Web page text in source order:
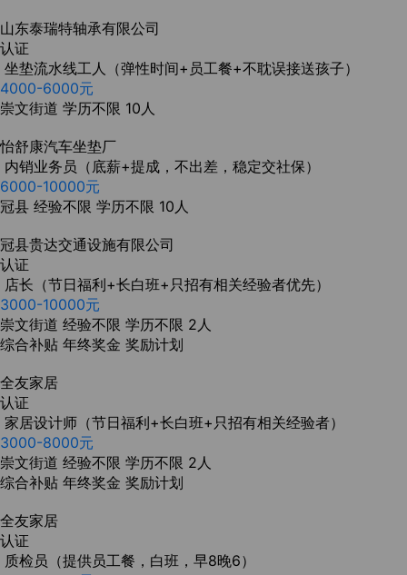
山东泰瑞特轴承有限公司
认证
坐垫流水线工人（弹性时间+员工餐+不耽误接送孩子）
4000-6000元
崇文街道 学历不限 10人
怡舒康汽车坐垫厂
内销业务员（底薪+提成，不出差，稳定交社保）
6000-10000元
冠县 经验不限 学历不限 10人
冠县贵达交通设施有限公司
认证
店长（节日福利+长白班+只招有相关经验者优先）
3000-10000元
崇文街道 经验不限 学历不限 2人
综合补贴 年终奖金 奖励计划
全友家居
认证
家居设计师（节日福利+长白班+只招有相关经验者）
3000-8000元
崇文街道 经验不限 学历不限 2人
综合补贴 年终奖金 奖励计划
全友家居
认证
质检员（提供员工餐，白班，早8晚6）